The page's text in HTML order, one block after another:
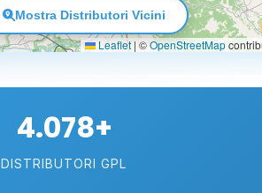
Leaflet | ©OpenStreetMap
Mostra Distributori Vicini
4.078+
DISTRIBUTORI GPL